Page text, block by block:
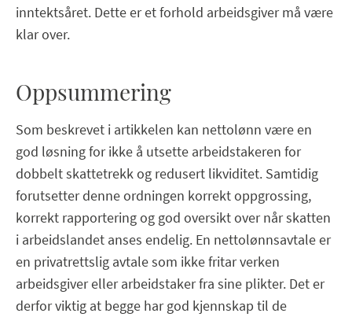
inntektsåret. Dette er et forhold arbeidsgiver må være
klar over.
Oppsummering
Som beskrevet i artikkelen kan nettolønn være en
god løsning for ikke å utsette arbeidstakeren for
dobbelt skattetrekk og redusert likviditet. Samtidig
forutsetter denne ordningen korrekt oppgrossing,
korrekt rapportering og god oversikt over når skatten
i arbeidslandet anses endelig. En nettolønnsavtale er
en privatrettslig avtale som ikke fritar verken
arbeidsgiver eller arbeidstaker fra sine plikter. Det er
derfor viktig at begge har god kjennskap til de